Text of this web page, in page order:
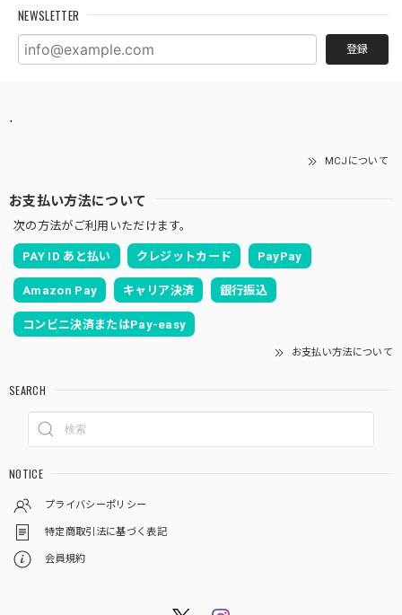
NEWSLETTER
登録
.
MCJについて
お支払い方法について
次の方法がご利用いただけます。
PAY ID あと払い クレジットカード PayPay
Amazon Pay キャリア決済 銀行振込
コンビニ決済またはPay-easy
お支払い方法について
SEARCH
NOTICE
プライバシーポリシー
特定商取引法に基づく表記
会員規約